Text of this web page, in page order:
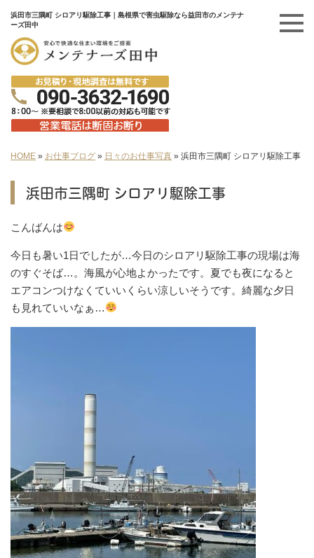
浜田市三隅町 シロアリ駆除工事｜島根県で害虫駆除なら益田市のメンテナ
ーズ田中
HOME » お仕事ブログ » 日々のお仕事写真 » 浜田市三隅町 シロアリ駆除工事
浜田市三隅町 シロアリ駆除工事
こんばんは
今日も暑い1日でしたが…今日のシロアリ駆除工事の現場は海
のすぐそば…。海風が心地よかったです。夏でも夜になると
エアコンつけなくていいくらい涼しいそうです。綺麗な夕日
も見れていいなぁ…